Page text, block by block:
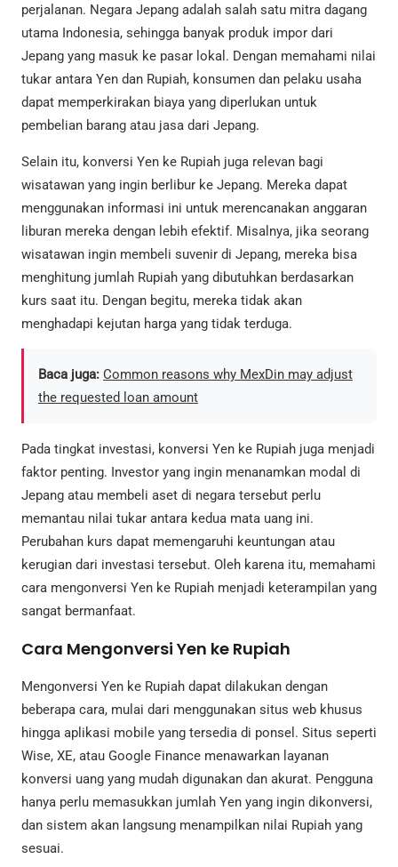
perjalanan. Negara Jepang adalah salah satu mitra dagang
utama Indonesia, sehingga banyak produk impor dari
Jepang yang masuk ke pasar lokal. Dengan memahami nilai
tukar antara Yen dan Rupiah, konsumen dan pelaku usaha
dapat memperkirakan biaya yang diperlukan untuk
pembelian barang atau jasa dari Jepang.
Selain itu, konversi Yen ke Rupiah juga relevan bagi
wisatawan yang ingin berlibur ke Jepang. Mereka dapat
menggunakan informasi ini untuk merencanakan anggaran
liburan mereka dengan lebih efektif. Misalnya, jika seorang
wisatawan ingin membeli suvenir di Jepang, mereka bisa
menghitung jumlah Rupiah yang dibutuhkan berdasarkan
kurs saat itu. Dengan begitu, mereka tidak akan
menghadapi kejutan harga yang tidak terduga.
Baca juga: Common reasons why MexDin may adjust
the requested loan amount
Pada tingkat investasi, konversi Yen ke Rupiah juga menjadi
faktor penting. Investor yang ingin menanamkan modal di
Jepang atau membeli aset di negara tersebut perlu
memantau nilai tukar antara kedua mata uang ini.
Perubahan kurs dapat memengaruhi keuntungan atau
kerugian dari investasi tersebut. Oleh karena itu, memahami
cara mengonversi Yen ke Rupiah menjadi keterampilan yang
sangat bermanfaat.
Cara Mengonversi Yen ke Rupiah
Mengonversi Yen ke Rupiah dapat dilakukan dengan
beberapa cara, mulai dari menggunakan situs web khusus
hingga aplikasi mobile yang tersedia di ponsel. Situs seperti
Wise, XE, atau Google Finance menawarkan layanan
konversi uang yang mudah digunakan dan akurat. Pengguna
hanya perlu memasukkan jumlah Yen yang ingin dikonversi,
dan sistem akan langsung menampilkan nilai Rupiah yang
sesuai.